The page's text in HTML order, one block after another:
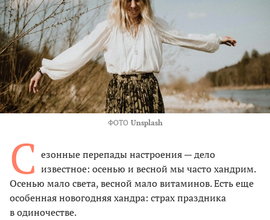
ФОТО Unsplash
С езонные перепады настроения — дело
известное: осенью и весной мы часто хандрим.
Осенью мало света, весной мало витаминов. Есть еще
особенная новогодняя хандра: страх праздника
в одиночестве.